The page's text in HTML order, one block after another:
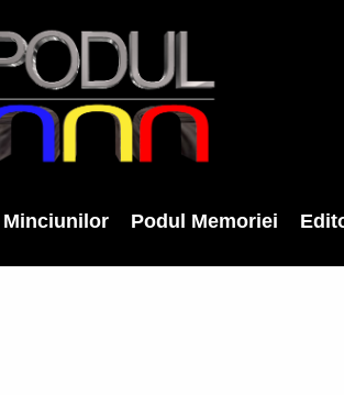
Minciunilor Podul Memoriei